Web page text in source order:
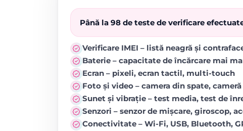
Până la 98 de teste de verificare
Verificare IMEI – listă neagră și
Baterie – capacitate de încărcare mai
Ecran – pixeli, ecran tactil, multi-touch
Foto și video – camera din spate,
Sunet și vibrație – test media, test de
Senzori – senzor de mișcare, giroscop,
Conectivitate – Wi-Fi, USB, Bluetooth,